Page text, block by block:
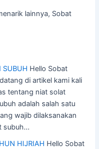
lainnya, Sobat
SUBUH Hello Sobat
di artikel kami kali
tentang niat solat
adalah salah satu
wajib dilaksanakan
subuh…
HIJRIAH Hello Sobat